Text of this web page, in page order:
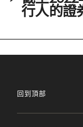
行人的證
回到頂部